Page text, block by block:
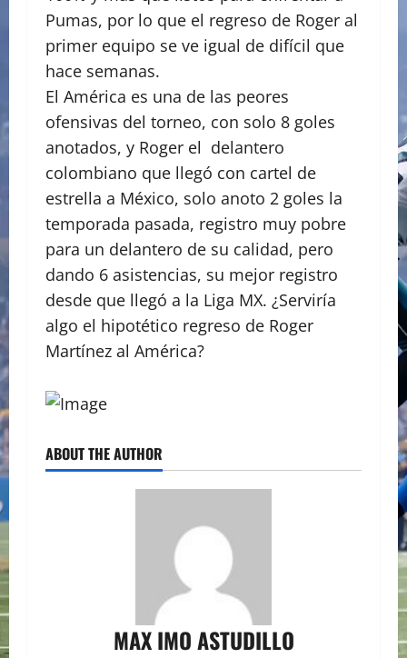
Pumas, por lo que el regreso de Roger al
primer equipo se ve igual de difícil que
hace semanas.
El América es una de las peores
ofensivas del torneo, con solo 8 goles
anotados, y Roger el delantero
colombiano que llegó con cartel de
estrella a México, solo anoto 2 goles la
temporada pasada, registro muy pobre
para un delantero de su calidad, pero
dando 6 asistencias, su mejor registro
desde que llegó a la Liga MX. ¿Serviría
algo el hipotético regreso de Roger
Martínez al América?
ABOUT THE AUTHOR
MAX IMO ASTUDILLO